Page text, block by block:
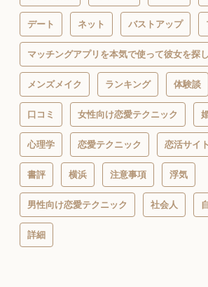
デート ネット バストアップ
マッチングアプリを本気で使って彼女を探
メンズメイク ランキング 体験談
口コミ 女性向け恋愛テクニック
心理学 恋愛テクニック 恋活サイト
書評 横浜 注意事項 浮気
男性向け恋愛テクニック 社会人
詳細